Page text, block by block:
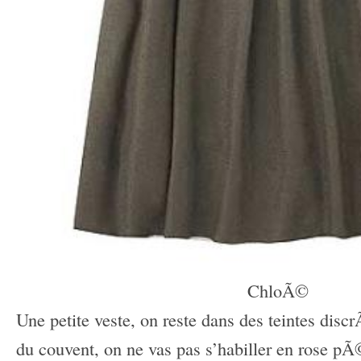
ChloÃ©
Une petite veste, on reste dans des teintes
du couvent, on ne vas pas s’habiller en rose